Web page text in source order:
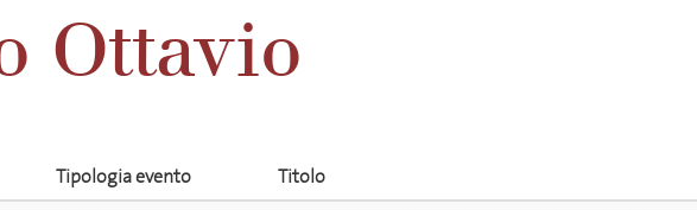
Ottavio
Tipologia evento
Titolo